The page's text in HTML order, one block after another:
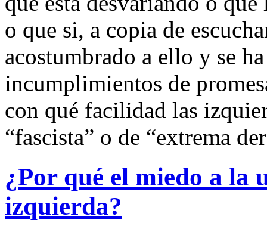
o que si, a copia de
acostumbrado a ello y se
incumplimientos de
con qué facilidad las
“fascista” o de “extrema
¿Por qué el miedo a la
izquierda?